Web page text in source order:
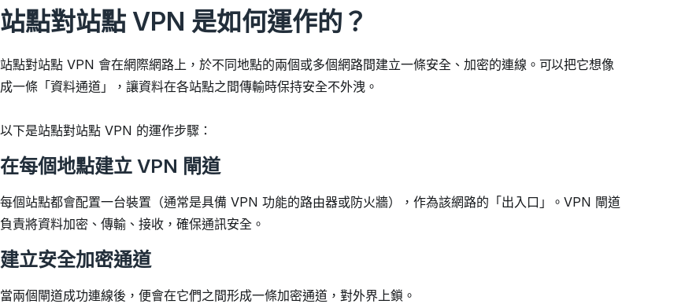
站點對站點 VPN 是如何運作的？
站點對站點 VPN 會在網際網路上，於不同地點的兩個或多個網路間建立一條安全、加密的連線。可以把它想像
成一條「資料通道」，讓資料在各站點之間傳輸時保持安全不外洩。
以下是站點對站點 VPN 的運作步驟：
在每個地點建立 VPN 閘道
每個站點都會配置一台裝置（通常是具備 VPN 功能的路由器或防火牆），作為該網路的「出入口」。VPN 閘道
負責將資料加密、傳輸、接收，確保通訊安全。
建立安全加密通道
當兩個閘道成功連線後，便會在它們之間形成一條加密通道，對外界上鎖。